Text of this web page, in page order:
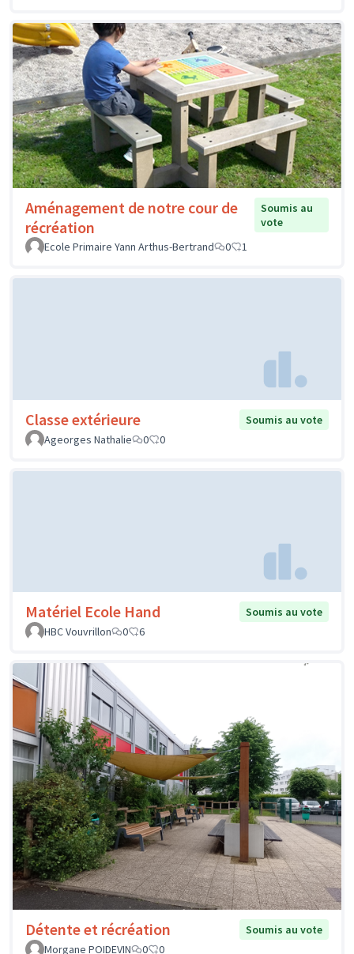
Aménagement de notre cour de
récréation
Soumis au
vote
Ecole Primaire Yann Arthus-Bertrand
0 1
Classe extérieure
Soumis au vote
Ageorges Nathalie
0 0
Matériel Ecole Hand
Soumis au vote
HBC Vouvrillon
0 6
Détente et récréation
Soumis au vote
Morgane POIDEVIN
0 0